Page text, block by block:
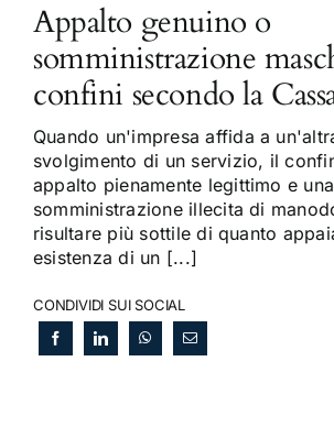
Appalto genuino o
somministrazione
confini secondo la
Quando un'impresa affida a
svolgimento di un servizio, il
appalto pienamente legittimo e una
somministrazione illecita di
risultare più sottile di quanto
esistenza di un [...]
CONDIVIDI SUI SOCIAL